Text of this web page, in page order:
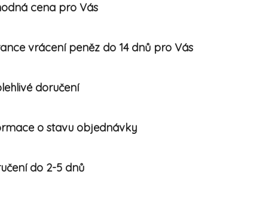
cena pro Vás
vrácení peněz do 14 dnů pro Vás
doručení
o stavu objednávky
do 2-5 dnů